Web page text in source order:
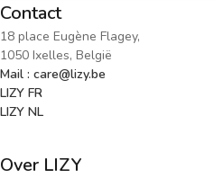
Contact
18 place Eugène Flagey,
1050 Ixelles, België
Mail : care@lizy.be
LIZY FR
LIZY NL
Over LIZY